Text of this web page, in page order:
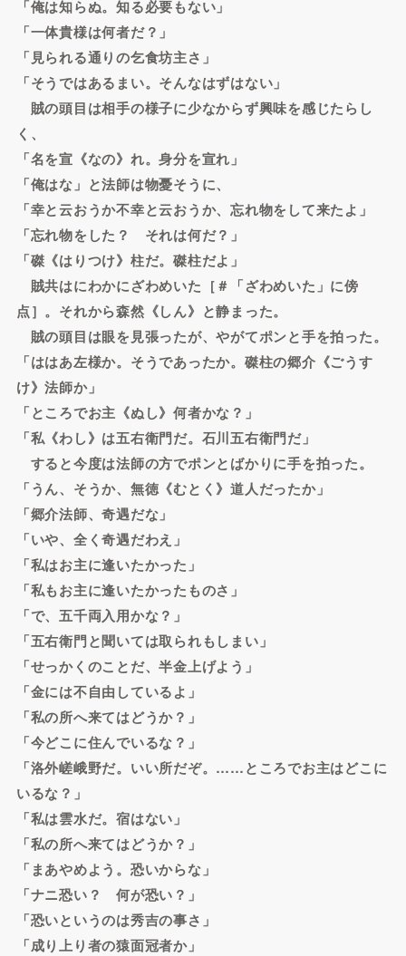
「俺は知らぬ。知る必要もない」
「一体貴様は何者だ？」
「見られる通りの乞食坊主さ」
「そうではあるまい。そんなはずはない」
賊の頭目は相手の様子に少なからず興味を感じたらし
く、
「名を宣《なの》れ。身分を宣れ」
「俺はな」と法師は物憂そうに、
「幸と云おうか不幸と云おうか、忘れ物をして来たよ」
「忘れ物をした？ それは何だ？」
「磔《はりつけ》柱だ。磔柱だよ」
賊共はにわかにざわめいた［＃「ざわめいた」に傍
点］。それから森然《しん》と静まった。
賊の頭目は眼を見張ったが、やがてポンと手を拍った。
「ははあ左様か。そうであったか。磔柱の郷介《ごうす
け》法師か」
「ところでお主《ぬし》何者かな？」
「私《わし》は五右衛門だ。石川五右衛門だ」
すると今度は法師の方でポンとばかりに手を拍った。
「うん、そうか、無徳《むとく》道人だったか」
「郷介法師、奇遇だな」
「いや、全く奇遇だわえ」
「私はお主に逢いたかった」
「私もお主に逢いたかったものさ」
「で、五千両入用かな？」
「五右衛門と聞いては取られもしまい」
「せっかくのことだ、半金上げよう」
「金には不自由しているよ」
「私の所へ来てはどうか？」
「今どこに住んでいるな？」
「洛外嵯峨野だ。いい所だぞ。……ところでお主はどこに
いるな？」
「私は雲水だ。宿はない」
「私の所へ来てはどうか？」
「まあやめよう。恐いからな」
「ナニ恐い？ 何が恐い？」
「恐いというのは秀吉の事さ」
「成り上り者の猿面冠者か」